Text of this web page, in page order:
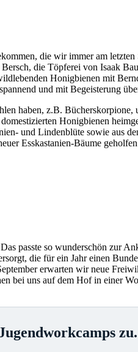
die wir immer am
die Töpferei von Isaak
Honigbienen mit
und mit Begeisterung
haben, z.B. Bücherskorpione,
Honigbienen
und Lindenblüte sowie aus
Esskastanien-Bäume
passte so wunderschön zur
die für ein Jahr einen
erwarten wir neue
bei uns auf dem Hof in einer
zu.